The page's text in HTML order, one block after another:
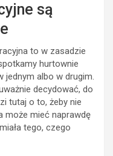
są
to w zasadzie
hurtownie
jednym albo w drugim.
decydować, do
tutaj o to, żeby nie
może mieć naprawdę
tego, czego